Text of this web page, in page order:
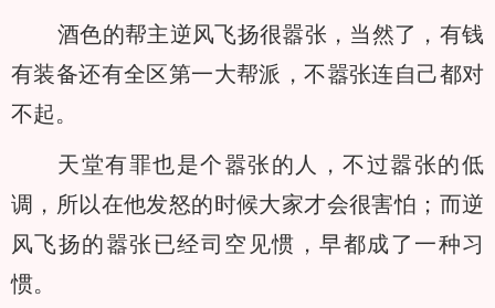
酒色的帮主逆风飞扬很嚣张，当然了，有钱
有装备还有全区第一大帮派，不嚣张连自己都对
不起。
天堂有罪也是个嚣张的人，不过嚣张的低
调，所以在他发怒的时候大家才会很害怕；而逆
风飞扬的嚣张已经司空见惯，早都成了一种习
惯。